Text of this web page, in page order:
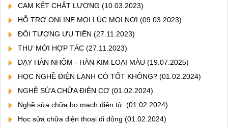
CAM KẾT CHẤT LƯỢNG (10.03.2023)
HỖ TRỢ ONLINE MỌI LÚC MỌI NƠI (09.03.2023)
ĐỐI TƯỢNG ƯU TIÊN (27.11.2023)
THƯ MỜI HỢP TÁC (27.11.2023)
DẠY HÀN NHÔM - HÀN KIM LOẠI MÀU (19.07.2025)
HỌC NGHỀ ĐIỆN LẠNH CÓ TỐT KHÔNG? (01.02.2024)
NGHỀ SỬA CHỮA ĐIỆN CƠ (01.02.2024)
Nghề sửa chữa bo mạch điện tử. (01.02.2024)
Học sửa chữa điện thoại di động (01.02.2024)